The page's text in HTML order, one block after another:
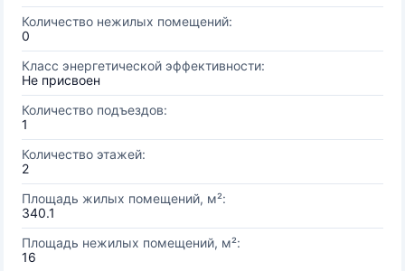
Количество нежилых помещений:
0
Класс энергетической эффективности:
Не присвоен
Количество подъездов:
1
Количество этажей:
2
Площадь жилых помещений, м²:
340.1
Площадь нежилых помещений, м²:
16